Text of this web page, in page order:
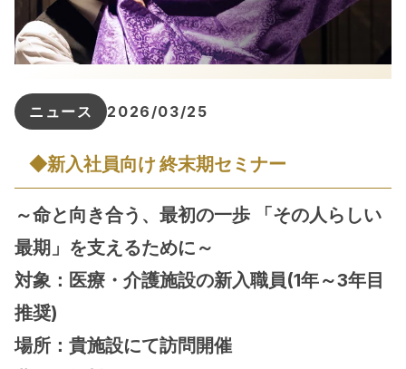
ニュース 2026/03/25
◆新入社員向け 終末期セミナー
～命と向き合う、最初の一歩 「その人らしい
最期」を支えるために～
対象：医療・介護施設の新入職員(1年～3年目
推奨)
場所：貴施設にて訪問開催